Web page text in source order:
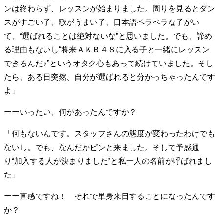
熱狂できるもの
一生モノの愛用品
私を彩るエッセンス
60代のネクストステージ
70代のグランドデザイン
社会・カルチャー・マネー
ンは終わらず、レッスンが始まりました。周りを見るとダン
スがすごい子、歌がうまい子、日本語ペラペラな子がい
て、“選ばれることは絶対ないな”と思いました。でも、諦め
る理由もないし“将来ＡＫＢ４８に入る子と一緒にレッスン
できるんだ♪”というオタク心もあって続けていました。そし
たら、ある日突然、自分が選ばれると分かっちゃったんです
よ」
ーーいったい、何があったんですか？
「何もないんです。スタッフさんの態度が変わったわけでも
ないし。でも、なんだかピンと来ました。そして予感通
り“加入する人が決まりました”と私一人の名前が呼ばれまし
た」
ーー直感ですね！ それで単身来日することになったんです
か？